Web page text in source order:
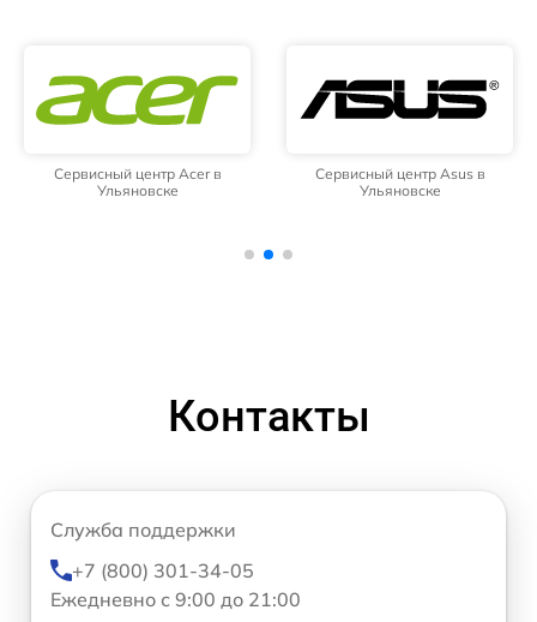
Сервисный центр Acer в
Ульяновске
Сервисный центр Asus в
Ульяновске
Контакты
Служба поддержки
+7 (800) 301-34-05
Ежедневно с 9:00 до 21:00